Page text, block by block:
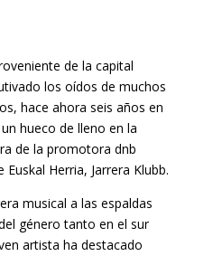
de la capital
los oídos de muchos
hace ahora seis años en
hueco de lleno en la
de la promotora dnb
Herria, Jarrera Klubb.
musical a las espaldas
género tanto en el sur
artista ha destacado